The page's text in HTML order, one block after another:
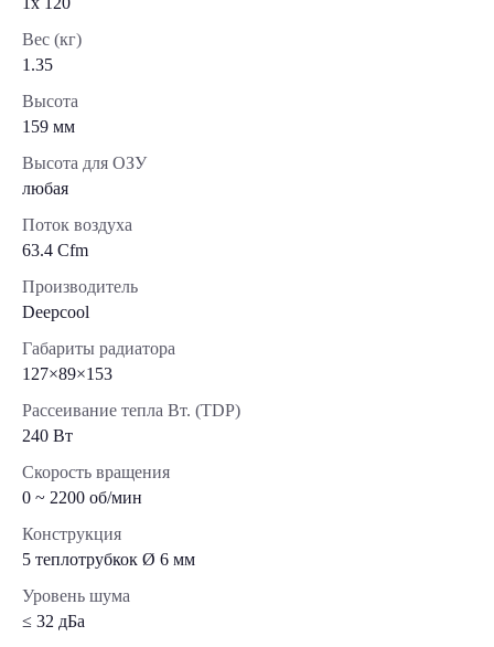
Вес (кг)
1.35
Высота
159 мм
Высота для ОЗУ
любая
Поток воздуха
63.4 Cfm
Производитель
Deepcool
Габариты радиатора
127×89×153
Рассеивание тепла Вт. (TDP)
240 Вт
Скорость вращения
0 ~ 2200 об/мин
Конструкция
5 теплотрубкок Ø 6 мм
Уровень шума
≤ 32 дБа